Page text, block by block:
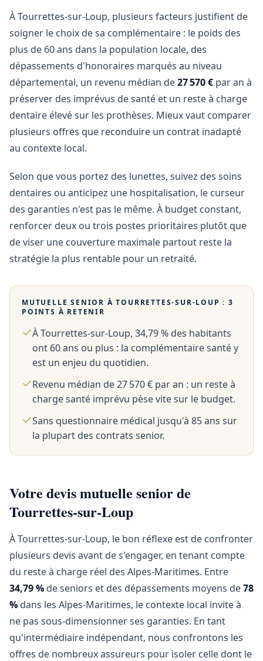
À Tourrettes-sur-Loup, plusieurs facteurs justifient de
soigner le choix de sa complémentaire : le poids des
plus de 60 ans dans la population locale, des
dépassements d'honoraires marqués au niveau
départemental, un revenu médian de27 570 € par an à
préserver des imprévus de santé et un reste à charge
dentaire élevé sur les prothèses. Mieux vaut comparer
plusieurs offres que reconduire un contrat inadapté
au contexte local.
Selon que vous portez des lunettes, suivez des soins
dentaires ou anticipez une hospitalisation, le curseur
des garanties n'est pas le même. À budget constant,
renforcer deux ou trois postes prioritaires plutôt que
de viser une couverture maximale partout reste la
stratégie la plus rentable pour un retraité.
MUTUELLE SENIOR ÀTOURRETTES-SUR-LOUP : 3
POINTS À RETENIR
À Tourrettes-sur-Loup, 34,79 % des habitants
ont 60 ans ou plus : la complémentaire santé y
est un enjeu du quotidien.
Revenu médian de 27 570 € par an : un reste à
charge santé imprévu pèse vite sur le budget.
Sans questionnaire médical jusqu'à 85 ans sur
la plupart des contrats senior.
Votre devis mutuelle senior de
Tourrettes-sur-Loup
À Tourrettes-sur-Loup, le bon réflexe est de confronter
plusieurs devis avant de s'engager, en tenant compte
du reste à charge réel des Alpes-Maritimes. Entre
34,79 % de seniors et des dépassements moyens de78
% dans les Alpes-Maritimes, le contexte local invite à
ne pas sous-dimensionner ses garanties. En tant
qu'intermédiaire indépendant, nous confrontons les
offres de nombreux assureurs pour isoler celle dont le